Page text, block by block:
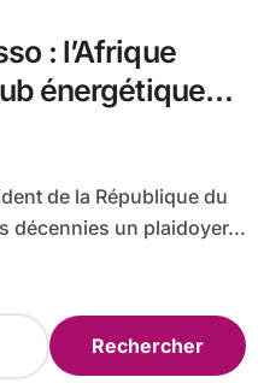
: l’Afrique
énergétique
décennies un plaidoyer...